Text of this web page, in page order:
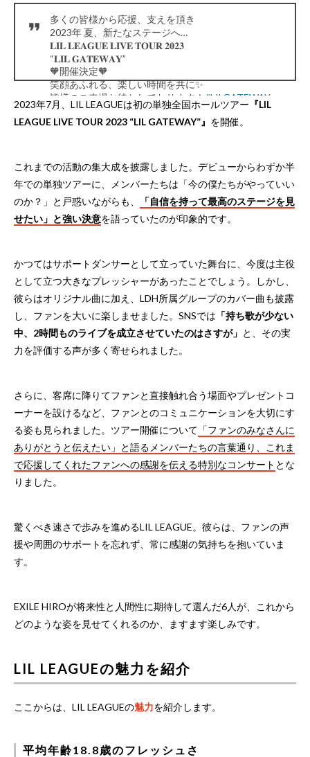
多くの皆様から応援、支えを頂き
2023年 夏、新たなステージへ…
𝐋𝐈𝐋 𝐋𝐄𝐀𝐆𝐔𝐄 𝐋𝐈𝐕𝐄 𝐓𝐎𝐔𝐑 𝟐𝟎𝟐𝟑ㅤ
“𝐋𝐈𝐋 𝐆𝐀𝐓𝐄𝐖𝐀𝐘”
🧡開催決定🧡
笑顔あふれる、楽しい時間を共に✨
皆様のご来場お待ちしております！ #LILGATEWAY
#LILLEAGUE#リルリーグ
pic.twitter.com/4la7MtgyVm
2023年7月、LIL LEAGUEは初の単独全国ホールツアー 『LIL
LEAGUE LIVE TOUR 2023 “LIL GATEWAY”』 を開催。
これまでの活動の集大成を披露しました。デビューからわずか半
年での単独ツアーに、メンバーたちは「今の僕たちがやっていい
のか？」と戸惑いながらも、
「自信を持って最高のステージを見
せたい」と強い決意を語っていたのが印象的です。
かつてはサポートダンサーとして立っていた舞台に、今度は主役
として立つ大きなプレッシャーがあったことでしょう。しかし、
彼らはオリジナル曲に加え、LDH所属グループのカバー曲も披露
し、ファンを大いに楽しませました。SNSでは 「持ち歌が少ない
中、2時間ものライブを成立させていたのはさすが」 と、その実
力を評価する声が多く寄せられました。
さらに、客席に降りてファンと直接触れ合う場面やプレゼントコ
ーナーを設けるなど、ファンとのコミュニケーションを大切にす
る姿も見られました。ツアー開催について 「ファンのみなさんに
ありがとうと伝えたい」と語るメンバーたちの言葉通り、これま
で応援してくれたファンへの感謝を伝える特別なコンサート とな
りました。
驚くべき速さで歩みを進めるLIL LEAGUE。彼らは、ファンの声
援や周囲のサポートを忘れず、常に感謝の気持ちを抱いていま
す。
EXILE HIROが将来性と人間性に期待して選んだ6人が、これから
どのような姿を見せてくれるのか、ますます楽しみです。
LIL LEAGUEの魅力を紹介
ここからは、LIL LEAGUEの魅力を紹介します。
平均年齢18.8歳のフレッシュさ